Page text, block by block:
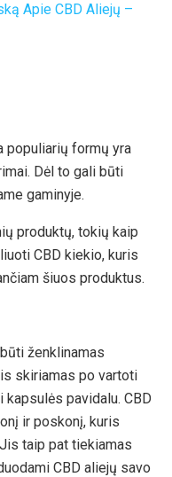
Apie CBD Aliejų –
populiarių formų yra
Dėl to gali būti
gaminyje.
produktų, tokių kaip
CBD kiekio, kuris
šiuos produktus.
ženklinamas
skiriamas po vartoti
pavidalu. CBD
ir poskonį, kuris
taip pat tiekiamas
CBD aliejų savo